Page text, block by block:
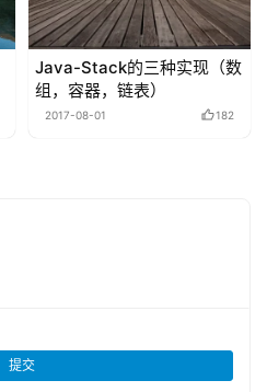
Java-Stack的三种实现（数
组，容器，链表）
2017-08-01 182
提交